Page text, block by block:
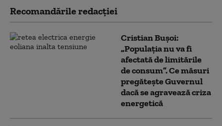
Recomandările redacţiei
Cristian Bușoi:
„Populația nu va fi
afectată de limitările
de consum”. Ce măsuri
pregătește Guvernul
dacă se agravează criza
energetică